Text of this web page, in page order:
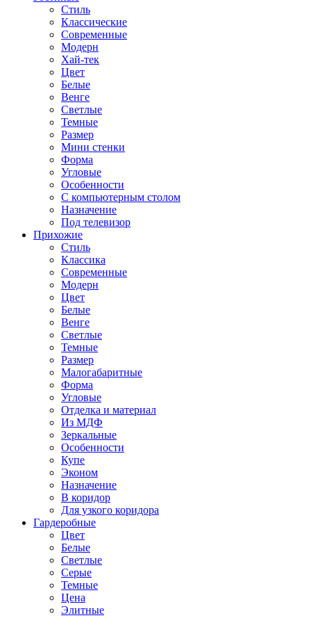
Стиль
Классические
Современные
Модерн
Хай-тек
Цвет
Белые
Венге
Светлые
Темные
Размер
Мини стенки
Форма
Угловые
Особенности
С компьютерным столом
Назначение
Под телевизор
Прихожие
Стиль
Классика
Современные
Модерн
Цвет
Белые
Венге
Светлые
Темные
Размер
Малогабаритные
Форма
Угловые
Отделка и материал
Из МДФ
Зеркальные
Особенности
Купе
Эконом
Назначение
В коридор
Для узкого коридора
Гардеробные
Цвет
Белые
Светлые
Серые
Темные
Цена
Элитные